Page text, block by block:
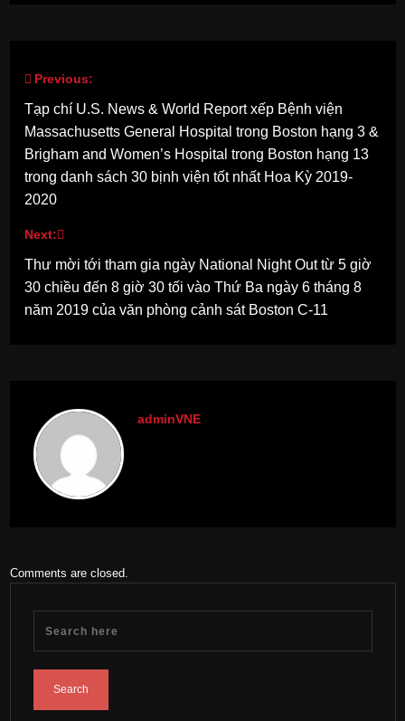
Post
navigation
Previous:
Tạp chí U.S. News & World Report xếp Bệnh viện
Massachusetts General Hospital trong Boston hạng 3 &
Brigham and Women’s Hospital trong Boston hạng 13
trong danh sách 30 bịnh viện tốt nhất Hoa Kỳ 2019-
2020
Next:
Thư mời tới tham gia ngày National Night Out từ 5 giờ
30 chiều đến 8 giờ 30 tối vào Thứ Ba ngày 6 tháng 8
năm 2019 của văn phòng cảnh sát Boston C-11
adminVNE
Comments are closed.